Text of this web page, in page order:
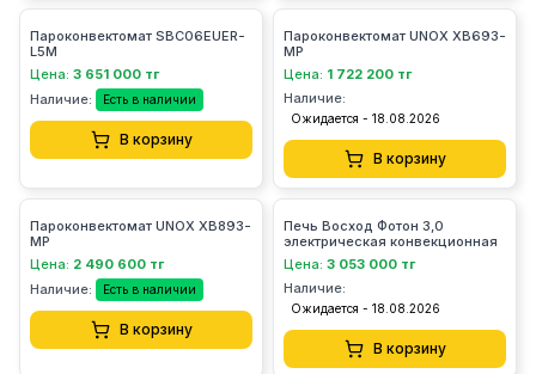
Пароконвектомат SBC06EUER-
L5M
Цена: 3 651 000 тг
Наличие:
Есть в наличии
В корзину
Пароконвектомат UNOX XB693-
MP
Цена: 1 722 200 тг
Наличие:
Ожидается - 18.08.2026
В корзину
Пароконвектомат UNOX XB893-
MP
Цена: 2 490 600 тг
Наличие:
Есть в наличии
В корзину
Печь Восход Фотон 3,0
электрическая конвекционная
Цена: 3 053 000 тг
Наличие:
Ожидается - 18.08.2026
В корзину